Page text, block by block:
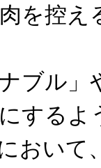
を控え
ブル」
するよ
おいて